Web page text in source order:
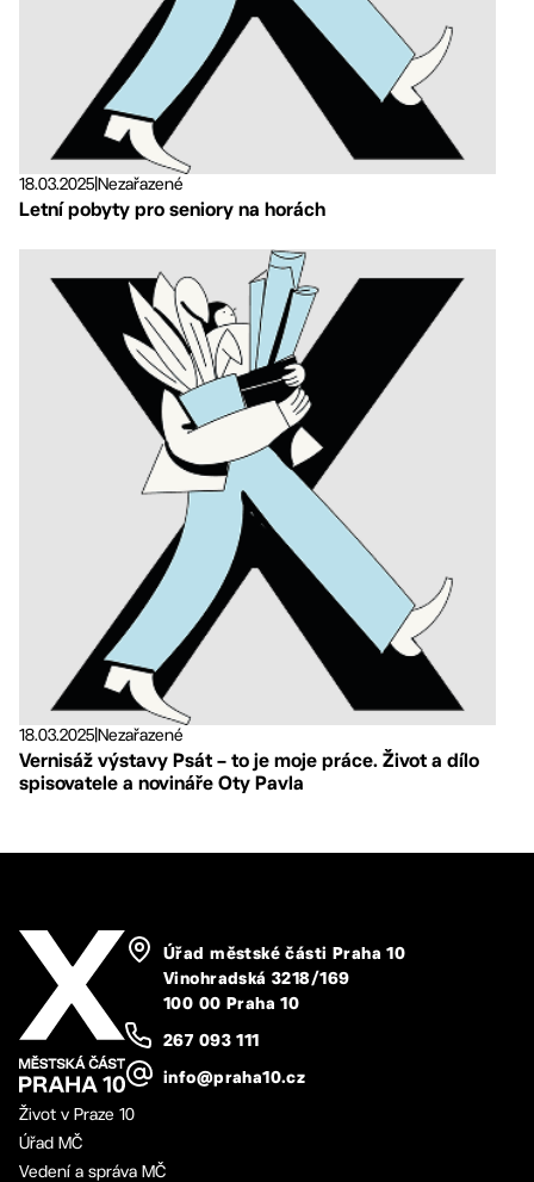
18.03.2025Nezařazené
Letní pobyty pro seniory na horách
18.03.2025Nezařazené
Vernisáž výstavy Psát – to je moje práce. Život a dílo
spisovatele a novináře Oty Pavla
Úřad městské části Praha 10
Vinohradská 3218/169
100 00 Praha 10
267 093 111
info@praha10.cz
Život v Praze 10
Úřad MČ
Vedení a správa MČ